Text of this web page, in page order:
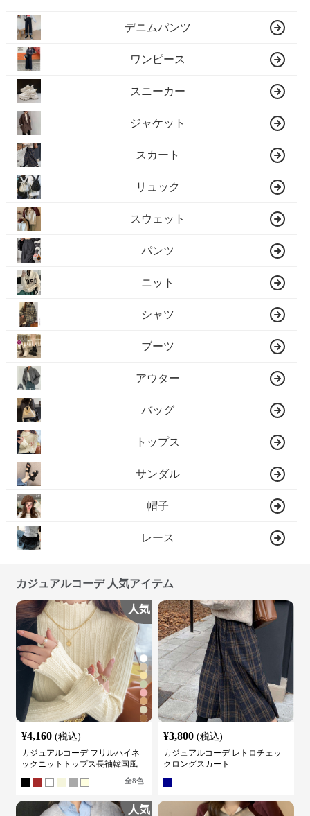
デニムパンツ
ワンピース
スニーカー
ジャケット
スカート
リュック
スウェット
パンツ
ニット
シャツ
ブーツ
アウター
バッグ
トップス
サンダル
帽子
レース
カジュアルコーデ 人気アイテム
人気
¥4,160 (税込)
カジュアルコーデ フリルハイネ
ックニットトップス長袖韓国風
全8色
¥3,800 (税込)
カジュアルコーデ レトロチェッ
クロングスカート
人気